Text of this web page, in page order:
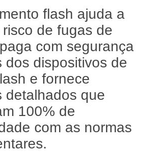
flash ajuda a
de fugas de
com segurança
dos dispositivos de
e fornece
detalhados que
100% de
com as normas